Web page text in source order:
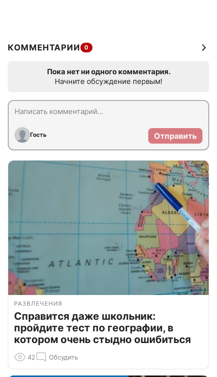
КОММЕНТАРИИ 0
Пока нет ни одного комментария.
Начните обсуждение первым!
Гость Отправить
РАЗВЛЕЧЕНИЯ
Справится даже школьник:
пройдите тест по географии, в
котором очень стыдно ошибиться
42 Обсудить